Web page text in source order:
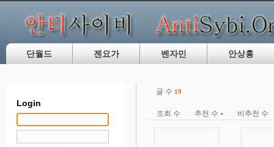
단월드 젠요가 벤자민 안상홍
Login
글 수 19
조회 수 추천 수 비추천 수